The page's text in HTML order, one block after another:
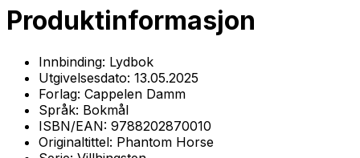
Produktinformasjon
Innbinding: Lydbok
Utgivelsesdato: 13.05.2025
Forlag: Cappelen Damm
Språk: Bokmål
ISBN/EAN: 9788202870010
Originaltittel: Phantom Horse